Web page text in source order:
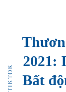
TIKTOK
2021:
Bất